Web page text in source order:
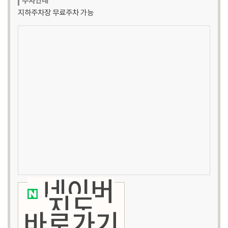
지하주차장 무료주차 가능
네이버
지도